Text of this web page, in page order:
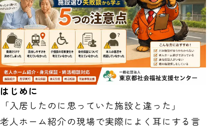
はじめに
「入居したのに思っていた施設と違った」
老人ホーム紹介の現場で実際によく耳にする言